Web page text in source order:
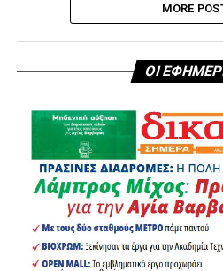
MORE
ΟΙ